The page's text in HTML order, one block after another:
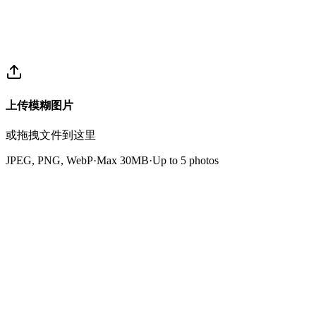
上传模糊图片
或拖拽文件到这里
JPEG, PNG, WebP·Max 30MB·Up to 5 photos